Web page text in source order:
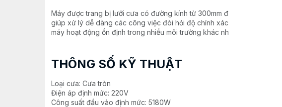
Máy được trang bị lưỡi cưa có đường kính từ 300mm đến 1000mm,
giúp xử lý dễ dàng các công việc đòi hỏi độ chính xác và khối lượng
máy hoạt động ổn định trong nhiều môi trường khác nhau.
THÔNG SỐ KỸ THUẬT
Loại cưa: Cưa tròn
Điện áp định mức: 220V
Công suất đầu vào định mức: 5180W